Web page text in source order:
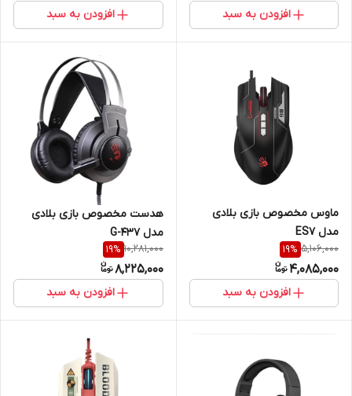
افزودن به سبد افزودن به سبد
ماوس مخصوص بازی بلادی
مدل ES7
5,106,000
19%
4,085,000
افزودن به سبد
هدست مخصوص بازی بلادی
مدل G-437
10,281,000
19%
8,225,000
افزودن به سبد